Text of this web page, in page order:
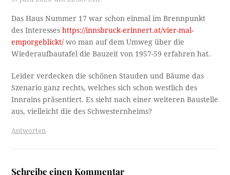
Das Haus Nummer 17 war schon einmal im Brennpunkt
des Interesseshttps://innsbruck-erinnert.at/vier-mal-
emporgeblickt/ wo man auf dem Umweg über die
Wiederaufbautafel die Bauzeit von 1957-59 erfahren hat.
Leider verdecken die schönen Stauden und Bäume das
Szenario ganz rechts, welches sich schon westlich des
Innrains präsentiert. Es sieht nach einer weiteren Baustelle
aus, vielleicht die des Schwesternheims?
Antworten
Schreibe einen Kommentar